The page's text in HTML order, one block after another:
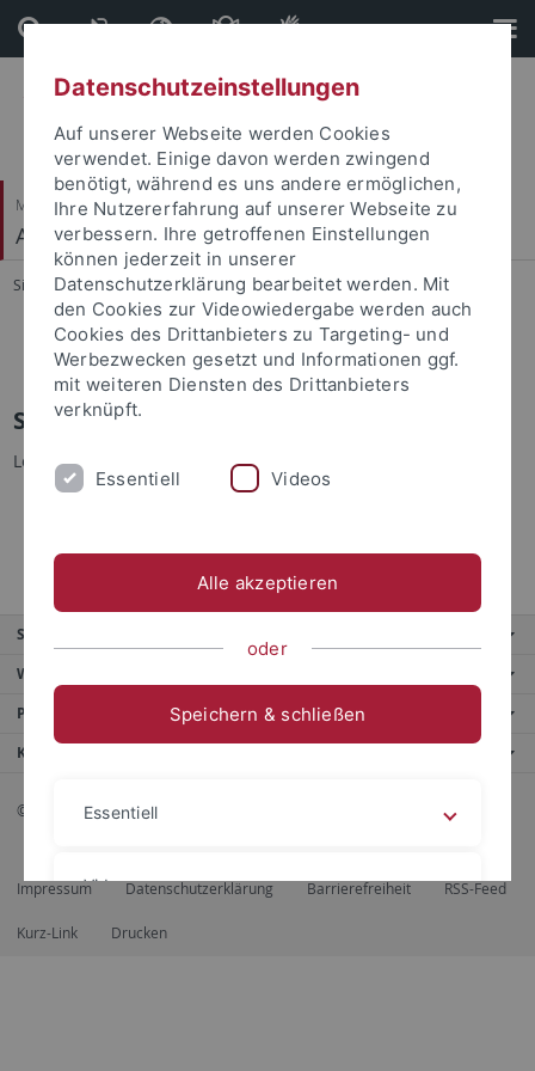
Direkt
zum
Inhalt
Direkt
zur
Fußleiste
Mathematisch-Naturwissenschaftliche Fakultät
Arbeitsbereich Informationsdienste
Sie sind hier: Startseite ... Sommersemester 2009
Internet-Programmierung
Sommersemester 2009
Lehrveranstaltungen im Sommersemester 2009:
Internet-Programmierung
Service
Weitere Angebote
Portale
Kontaktinfo
© 2026 Eberhard Karls Universität Tübingen, Tübingen
Impressum Datenschutzerklärung Barrierefreiheit RSS-Feed
Kurz-Link Drucken
Datenschutzeinstellungen
Auf unserer Webseite werden Cookies
verwendet. Einige davon werden zwingend
benötigt, während es uns andere ermöglichen,
Ihre Nutzererfahrung auf unserer Webseite zu
verbessern. Ihre getroffenen Einstellungen
können jederzeit in unserer
Datenschutzerklärung bearbeitet werden. Mit
den Cookies zur Videowiedergabe werden auch
Cookies des Drittanbieters zu Targeting- und
Werbezwecken gesetzt und Informationen ggf.
mit weiteren Diensten des Drittanbieters
verknüpft.
Essentiell Videos
Alle akzeptieren
oder
Speichern & schließen
Essentiell
Videos